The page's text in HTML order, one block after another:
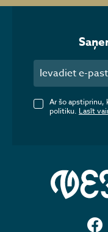
Ar šo apstiprinu,
politiku. Lasīt